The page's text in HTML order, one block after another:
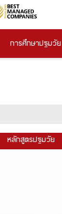
การศึกษาปฐมวัย
หลักสูตรปฐมวัย